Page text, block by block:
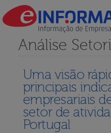
Análise
Uma visão
principais
empresariais
setor de
Portugal